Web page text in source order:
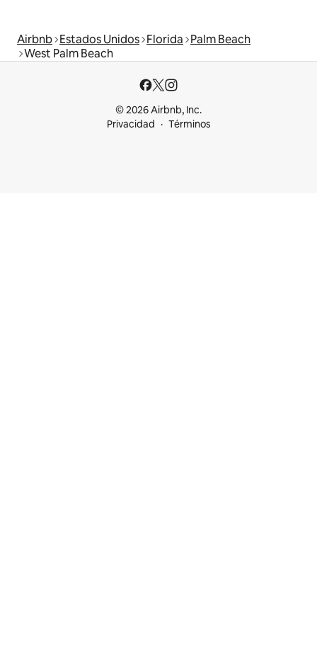
Airbnb Estados Unidos Florida Palm Beach
West Palm Beach
© 2026 Airbnb, Inc.
Privacidad
Términos